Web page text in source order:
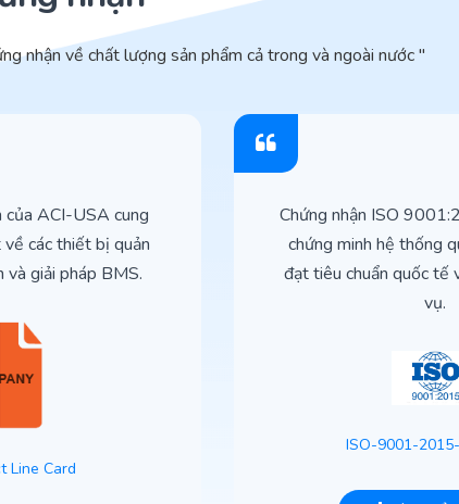
nhận về chất lượng sản phẩm cả trong và ngoài nước "
của ACI-USA cung
các thiết bị quản
và giải pháp BMS.
Line Card
Chứng nhận ISO
chứng minh hệ thống
đạt tiêu chuẩn quốc tế
vụ.
ISO-9001-